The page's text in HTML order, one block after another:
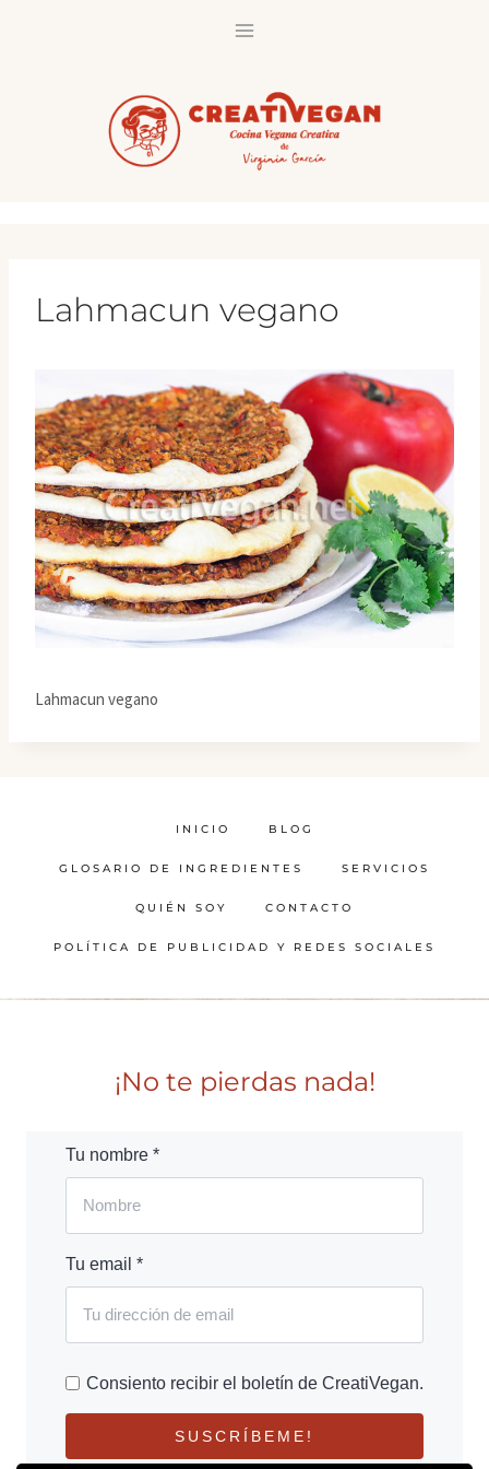
Lahmacun vegano
Lahmacun vegano
INICIO BLOG
GLOSARIO DE INGREDIENTES SERVICIOS
QUIÉN SOY CONTACTO
POLÍTICA DE PUBLICIDAD Y REDES SOCIALES
¡No te pierdas nada!
Tu nombre *
Tu email *
Consiento recibir el boletín de CreatiVegan.
SUSCRÍBEME!